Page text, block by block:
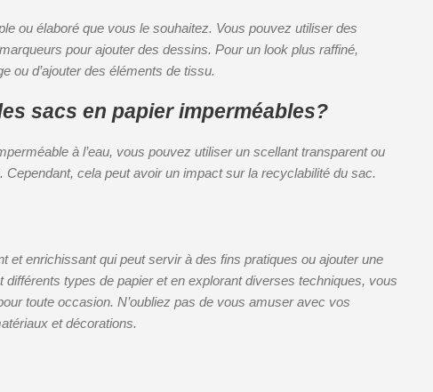
ou élaboré que vous le souhaitez. Vous pouvez utiliser des
pour ajouter des dessins. Pour un look plus raffiné,
ou d’ajouter des éléments de tissu.
sacs en papier imperméables?
à l’eau, vous pouvez utiliser un scellant transparent ou
Cependant, cela peut avoir un impact sur la recyclabilité du sac.
et enrichissant qui peut servir à des fins pratiques ou ajouter une
types de papier et en explorant diverses techniques, vous
toute occasion. N’oubliez pas de vous amuser avec vos
et décorations.